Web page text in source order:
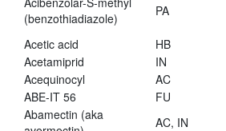
(benzothiadiazole)
PA
Acetic acid
HB
Acetamiprid
IN
Acequinocyl
AC
ABE-IT 56
FU
Abamectin (aka
AC, IN